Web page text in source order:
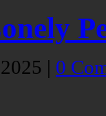
| 0